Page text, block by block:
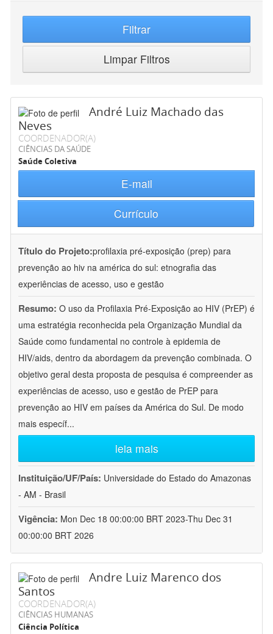
Filtrar
Limpar Filtros
André Luiz Machado das
Neves
COORDENADOR(A)
CIÊNCIAS DA SAÚDE
Saúde Coletiva
E-mail
Currículo
Título do Projeto:profilaxia pré-exposição (prep) para
prevenção ao hiv na américa do sul: etnografia das
experiências de acesso, uso e gestão
Resumo: O uso da Profilaxia Pré-Exposição ao HIV (PrEP) é
uma estratégia reconhecida pela Organização Mundial da
Saúde como fundamental no controle à epidemia de
HIV/aids, dentro da abordagem da prevenção combinada. O
objetivo geral desta proposta de pesquisa é compreender as
experiências de acesso, uso e gestão de PrEP para
prevenção ao HIV em países da América do Sul. De modo
mais específ...
leia mais
Instituição/UF/País: Universidade do Estado do Amazonas
- AM - Brasil
Vigência: Mon Dec 18 00:00:00 BRT 2023-Thu Dec 31
00:00:00 BRT 2026
Andre Luiz Marenco dos
Santos
COORDENADOR(A)
CIÊNCIAS HUMANAS
Ciência Política